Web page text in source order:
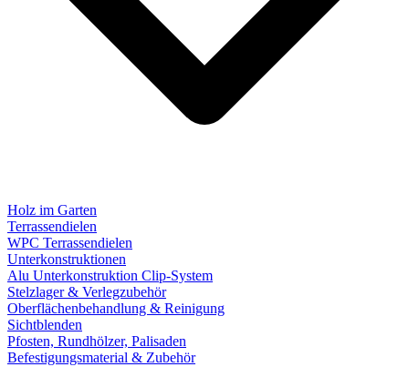
Holz im Garten
Terrassendielen
WPC Terrassendielen
Unterkonstruktionen
Alu Unterkonstruktion Clip-System
Stelzlager & Verlegzubehör
Oberflächenbehandlung & Reinigung
Sichtblenden
Pfosten, Rundhölzer, Palisaden
Befestigungsmaterial & Zubehör